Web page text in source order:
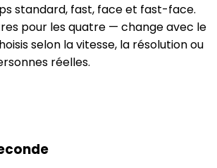
standard, fast, face et fast-face.
pour les quatre — change avec le
selon la vitesse, la résolution ou
réelles.